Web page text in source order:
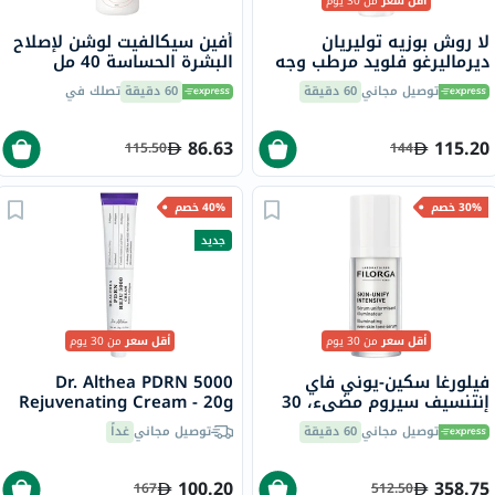
لا روش بوزيه توليريان
ديرماليرغو فلويد مرطب وجه
للبشرة الحساسة 40 مل
توصيل مجاني60 دقيقة
115.20
144
أفين سيكالفيت لوشن لإصلاح
البشرة الحساسة 40 مل
60 دقيقة تصلك في
86.63
115.50
30% خصم
أقل سعرمن 30 يوم
فيلورغا سكين-يوني فاي
إنتنسيف سيروم مضيء، 30
مل توصيل مجاني60 دقيقة
512.50
40% خصم
جديد
أقل سعرمن 30 يوم
Dr. Althea PDRN 5000
Rejuvenating Cream - 20g
توصيل مجانيغداً
167